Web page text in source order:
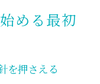
初動のポイン
資判断のコツ
める最初
を押さえる